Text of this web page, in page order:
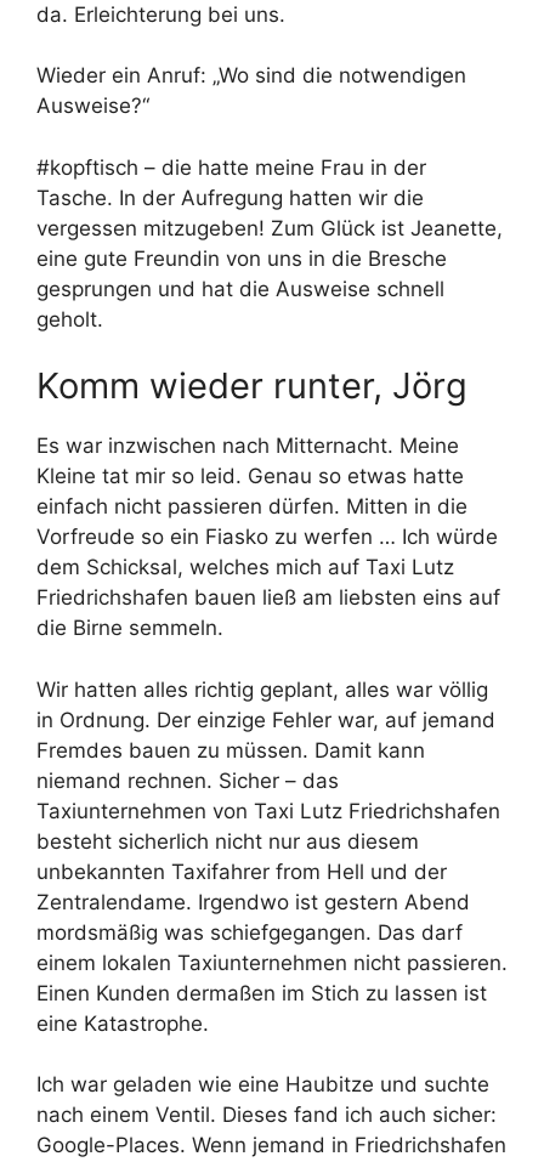
da. Erleichterung bei uns.
Wieder ein Anruf: „Wo sind die notwendigen
Ausweise?“
#kopftisch – die hatte meine Frau in der
Tasche. In der Aufregung hatten wir die
vergessen mitzugeben! Zum Glück ist Jeanette,
eine gute Freundin von uns in die Bresche
gesprungen und hat die Ausweise schnell
geholt.
Komm wieder runter, Jörg
Es war inzwischen nach Mitternacht. Meine
Kleine tat mir so leid. Genau so etwas hatte
einfach nicht passieren dürfen. Mitten in die
Vorfreude so ein Fiasko zu werfen … Ich würde
dem Schicksal, welches mich auf Taxi Lutz
Friedrichshafen bauen ließ am liebsten eins auf
die Birne semmeln.
Wir hatten alles richtig geplant, alles war völlig
in Ordnung. Der einzige Fehler war, auf jemand
Fremdes bauen zu müssen. Damit kann
niemand rechnen. Sicher – das
Taxiunternehmen von Taxi Lutz Friedrichshafen
besteht sicherlich nicht nur aus diesem
unbekannten Taxifahrer from Hell und der
Zentralendame. Irgendwo ist gestern Abend
mordsmäßig was schiefgegangen. Das darf
einem lokalen Taxiunternehmen nicht passieren.
Einen Kunden dermaßen im Stich zu lassen ist
eine Katastrophe.
Ich war geladen wie eine Haubitze und suchte
nach einem Ventil. Dieses fand ich auch sicher:
Google-Places. Wenn jemand in Friedrichshafen